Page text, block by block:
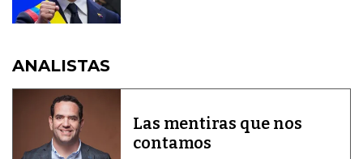
ANALISTAS
Las mentiras que nos
contamos